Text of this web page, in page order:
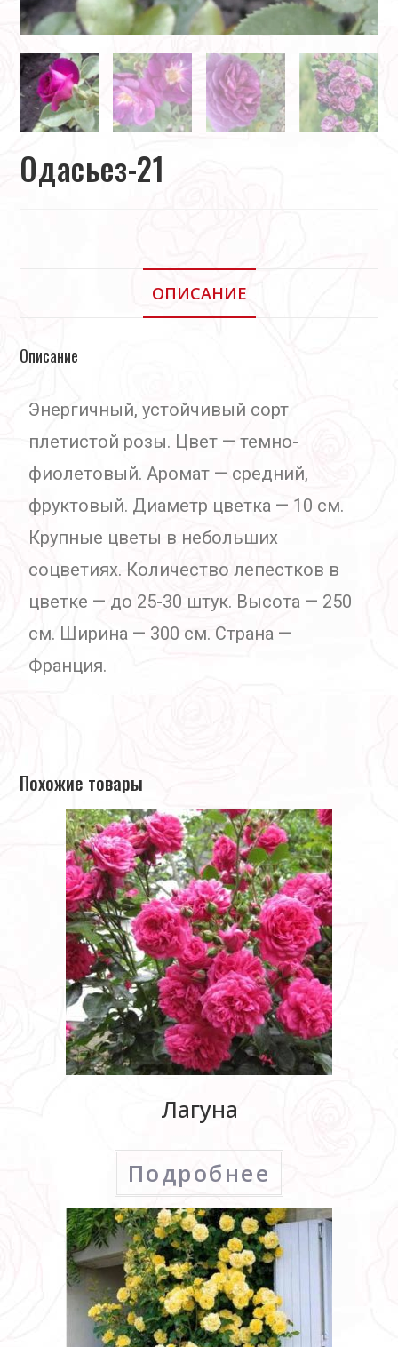
Одасьез-21
ОПИСАНИЕ
Описание
Энергичный, устойчивый сорт
плетистой розы. Цвет — темно-
фиолетовый. Аромат — средний,
фруктовый. Диаметр цветка — 10 см.
Крупные цветы в небольших
соцветиях. Количество лепестков в
цветке — до 25-30 штук. Высота — 250
см. Ширина — 300 см. Страна —
Франция.
Похожие товары
Лагуна
Подробнее